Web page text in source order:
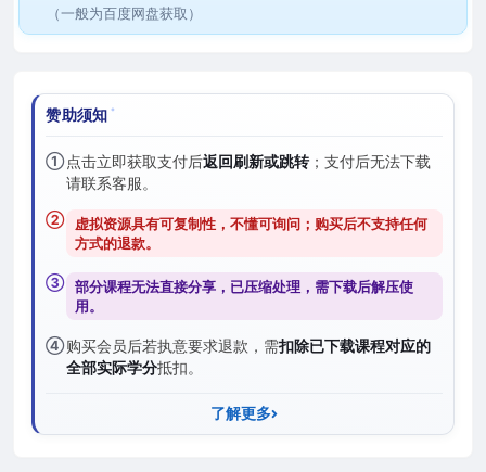
（一般为百度网盘获取）
赞助须知
①点击立即获取支付后返回刷新或跳转；支付后无法下载
请联系客服。
② 虚拟资源具有可复制性，不懂可询问；购买后不支持任何
方式的退款。
③ 部分课程无法直接分享，已压缩处理，需下载后解压使
用。
④购买会员后若执意要求退款，需扣除已下载课程对应的
全部实际学分抵扣。
了解更多